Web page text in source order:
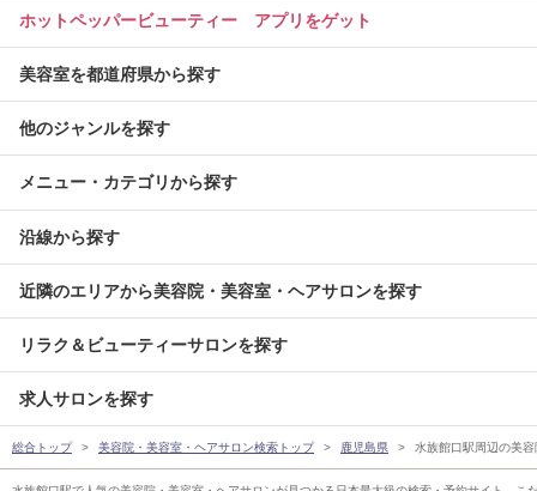
ホットペッパービューティー アプリをゲット
美容室を都道府県から探す
他のジャンルを探す
メニュー・カテゴリから探す
沿線から探す
近隣のエリアから美容院・美容室・ヘアサロンを探す
リラク＆ビューティーサロンを探す
求人サロンを探す
総合トップ 美容院・美容室・ヘアサロン検索トップ 鹿児島県 水族館口駅周辺の美